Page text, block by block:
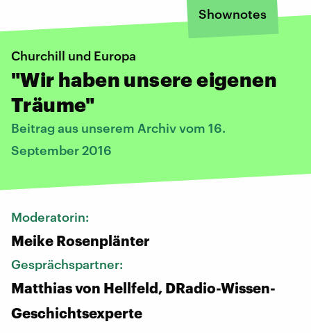
Shownotes
Churchill und Europa
"Wir haben unsere eigenen
Träume"
Beitrag aus unserem Archiv vom 16.
September 2016
Moderatorin:
Meike Rosenplänter
Gesprächspartner:
Matthias von Hellfeld, DRadio-Wissen-
Geschichtsexperte